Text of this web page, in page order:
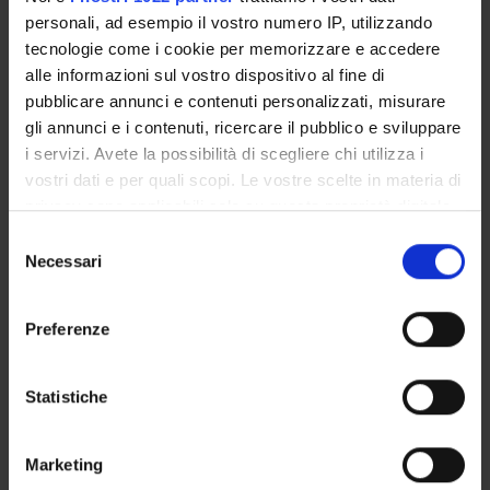
personali, ad esempio il vostro numero IP, utilizzando
tecnologie come i cookie per memorizzare e accedere
alle informazioni sul vostro dispositivo al fine di
pubblicare annunci e contenuti personalizzati, misurare
gli annunci e i contenuti, ricercare il pubblico e sviluppare
i servizi. Avete la possibilità di scegliere chi utilizza i
vostri dati e per quali scopi. Le vostre scelte in materia di
privacy sono applicabili solo su questa proprietà digitale
modificare o revocare il proprio consenso in qualsiasi
momento dalla Dichiarazione sui cookie o facendo clic
raccogliere informazioni sulla tua posizione
geografica, con un'approssimazione di qualche
Identificare il tuo dispositivo, scansionandolo
delNecessari
Preferenze
Statistiche
Marketing
STAGE E TIROCINI
PROGETTI REGIONE
VENETO
SUMMER E WINTER
SCHOOL
DIPARTIMENTO DI
MANAGEMENT - VIDEO
PROGETTI FINANZIATI